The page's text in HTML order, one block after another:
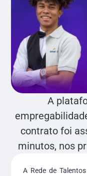
A
contrato foi
minutos, nos
A Rede de